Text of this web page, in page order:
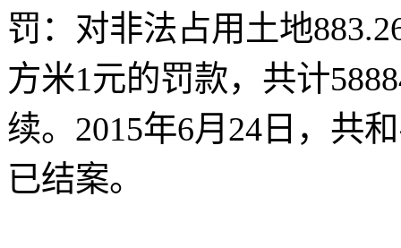
罚：对非法占用土地
方米1元的罚款，共计
续。2015年6月24日，共
已结案。